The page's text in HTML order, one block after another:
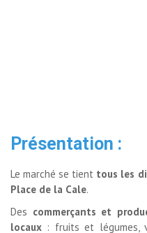
Présentation :
Le marché se tient tous les
Place de la Cale.
Des commerçants et
locaux : fruits et légumes,